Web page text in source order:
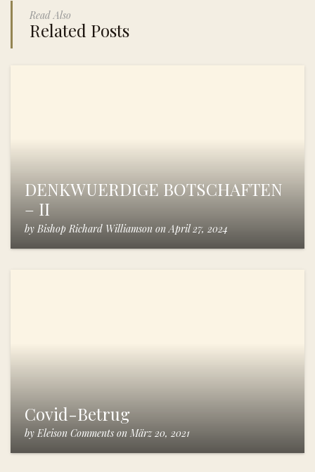
Read Also
Related Posts
DENKWUERDIGE BOTSCHAFTEN
– II
by Bishop Richard Williamson onApril 27, 2024
Covid-Betrug
by Eleison Comments on März 20, 2021